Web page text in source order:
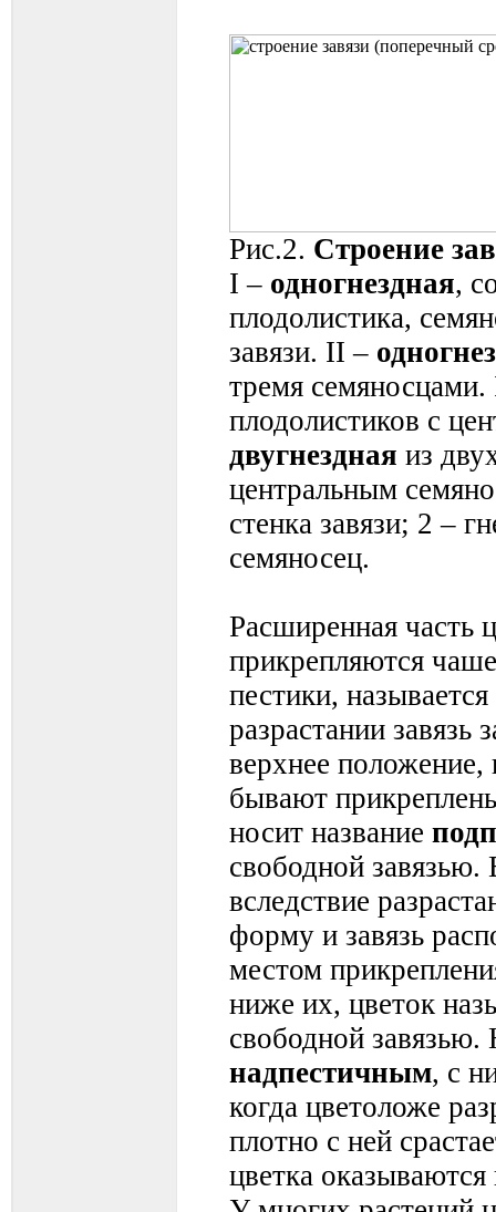
Рис.2. Строение
I – одногнездная,
плодолистика,
завязи. II –
тремя
плодолистиков с
двугнездная из
центральным
стенка завязи; 2 –
семяносец.
Расширенная часть
прикрепляются
пестики, называется
разрастании завязь
верхнее положение,
бывают
носит название
свободной завязью.
вследствие
форму и завязь
местом
ниже их, цветок
свободной
надпестичным, с
когда цветоложе
плотно с ней
цветка